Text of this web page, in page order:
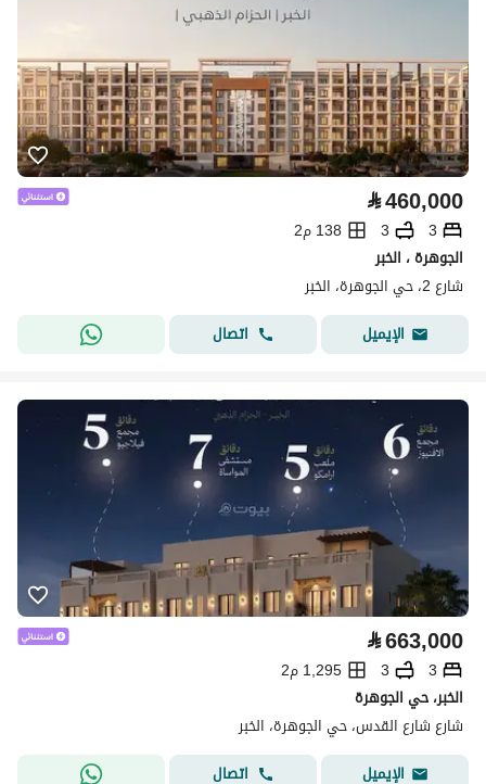
⃁460,000
3
3
138 م2
الجوهرة ، الخبر
شارع 2، حي الجوهرة، الخبر
الإيميل
اتصال
⃁663,000
3
3
1,295 م2
الخبر، حي الجوهرة
شارع شارع القدس، حي الجوهرة، الخبر
الإيميل
اتصال